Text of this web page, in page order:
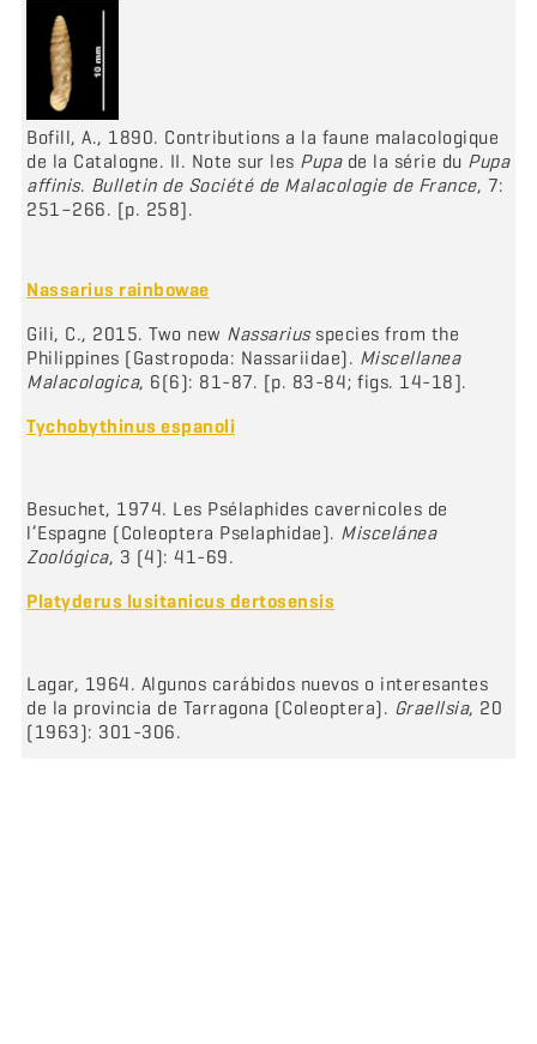
Bofill, A., 1890. Contributions a la faune malacologique
de la Catalogne. II. Note sur les Pupade la série du Pupa
affinis. Bulletin de Société de Malacologie de France, 7:
251–266. [p. 258].
Nassarius rainbowae
Gili, C., 2015. Two new Nassariusspecies from the
Philippines (Gastropoda: Nassariidae). Miscellanea
Malacologica, 6(6): 81-87. [p. 83-84; figs. 14-18].
Tychobythinus espanoli
Besuchet, 1974. Les Psélaphides cavernicoles de
l’Espagne (Coleoptera Pselaphidae). Miscelánea
Zoológica, 3 (4): 41-69.
Platyderus lusitanicus dertosensis
Lagar, 1964. Algunos carábidos nuevos o interesantes
de la provincia de Tarragona (Coleoptera). Graellsia, 20
(1963): 301-306.